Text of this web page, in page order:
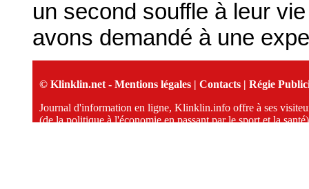
un second souffle à leur
avons demandé à une
© Klinklin.net - Mentions légales | Contacts | Régie
Journal d'information en ligne, Klinklin.info offre à ses
(de la politique à l'économie en passant par le sport et la